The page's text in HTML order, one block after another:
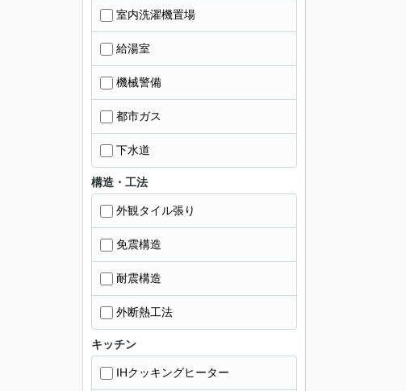
室内洗濯機置場
給湯室
機械警備
都市ガス
下水道
構造・工法
外観タイル張り
免震構造
耐震構造
外断熱工法
キッチン
IHクッキングヒーター